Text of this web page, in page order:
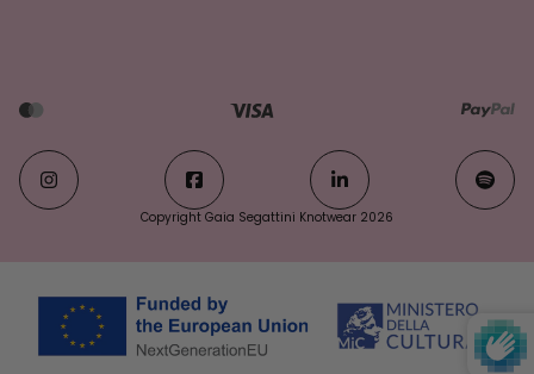
Copyright Gaia Segattini Knotwear 2026